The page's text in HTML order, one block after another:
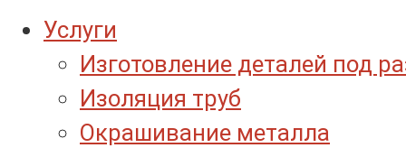
Услуги
Изготовление деталей под
Изоляция труб
Окрашивание металла